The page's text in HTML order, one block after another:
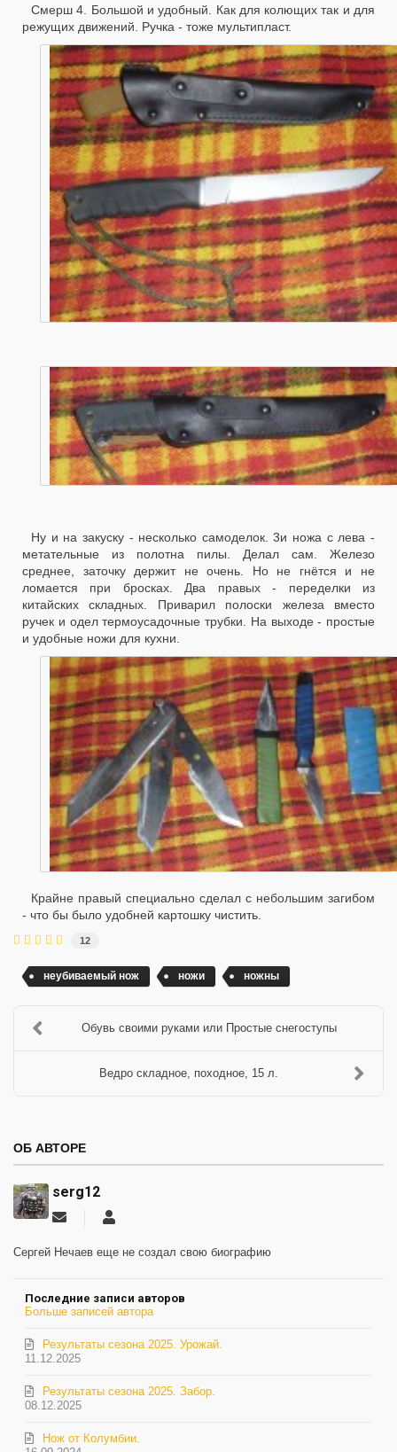
Смерш 4. Большой и удобный. Как для колющих так и для
режущих движений. Ручка - тоже мультипласт.
Ну и на закуску - несколько самоделок. 3и ножа с лева -
метательные из полотна пилы. Делал сам. Железо
среднее, заточку держит не очень. Но не гнётся и не
ломается при бросках. Два правых - переделки из
китайских складных. Приварил полоски железа вместо
ручек и одел термоусадочные трубки. На выходе - простые
и удобные ножи для кухни.
Крайне правый специально сделал с небольшим загибом
- что бы было удобней картошку чистить.
12
неубиваемый нож ножи ножны
Обувь своими руками или Простые снегоступы
Ведро складное, походное, 15 л.
ОБ АВТОРЕ
serg12
Подписаться
обновление
serg12
Сергей Нечаев еще не создал свою биографию
Последние записи авторов
Больше записей автора
11.12.2025
Результаты сезона 2025. Урожай.
08.12.2025
Результаты сезона 2025. Забор.
Нож от Колумбии.